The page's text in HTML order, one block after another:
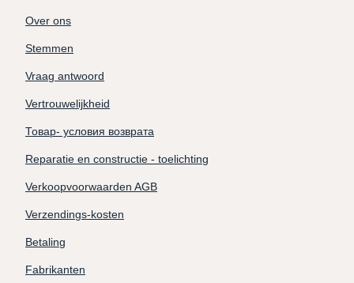
Over ons
Stemmen
Vraag antwoord
Vertrouwelijkheid
Товар- условия возврата
Reparatie en constructie - toelichting
Verkoopvoorwaarden AGB
Verzendings-kosten
Betaling
Fabrikanten